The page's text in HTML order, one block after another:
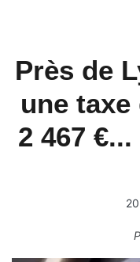
Près de
une taxe
2 467